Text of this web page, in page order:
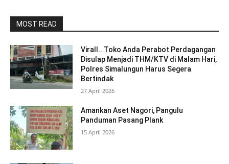
MOST READ
Virall.. Toko Anda Perabot Perdagangan
Disulap Menjadi THM/KTV di Malam Hari,
Polres Simalungun Harus Segera
Bertindak
27 April 2026
Amankan Aset Nagori, Pangulu
Panduman Pasang Plank
15 April 2026